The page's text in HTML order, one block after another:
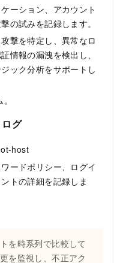
ーション、アカウント
の試みを記録します。
撃を特定し、異常なロ
情報の漏洩を検出し、
ック分析をサポートし
グ
host
ードポリシー、ログイ
トの詳細を記録しま
を時系列で比較して
を監視し、不正アク